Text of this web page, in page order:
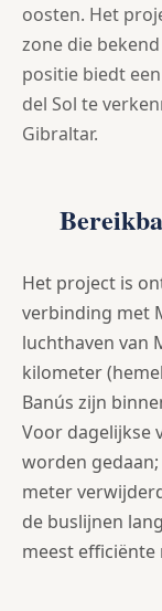
oosten. Het
zone die
positie biedt
del Sol te
Gibraltar.
Het project is
verbinding met
luchthaven van
kilometer
Banús zijn
Voor dagelijkse
worden
meter
de buslijnen
meest